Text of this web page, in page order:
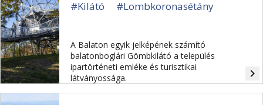
#Kilátó
#Lombkoronasétány
A Balaton egyik jelképének számító
balatonboglári Gömbkilátó a település
ipartörténeti emléke és turisztikai
látványossága.
navigate_next